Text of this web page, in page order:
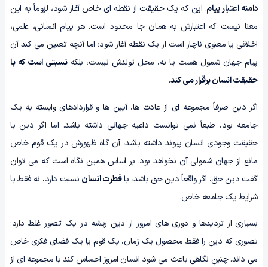
دامنه اعتبار پیام. این که یک حقیقت از نقطه ای خاص آغاز شود، لزوماً به این
معنا نیست که اعتبارش به همان جا محدود است. هر پیام انسانی، علمی،
اخلاقی یا معنوی ناچار است از یک نقطه آغاز شود؛ اما آنچه تعیین می کند آن
پیام جهان شمول هست یا نه، محل تولدش نیست، بلکهنسبتی است که با
حقیقت انسان برقرار می کند.
اگر دین صرفاً مجموعه ای از عادت ها، آیین ها و قراردادهای وابسته به یک
جامعه بود، طبعاً نمی توانست داعیه جهانی داشته باشد. اما اگر دین با
حقیقت وجودی انسان پیوند داشته باشد، آن گاه ظهورش در یک قوم خاص
مانع از جهان شمولی آن نخواهد بود. بر اساس همین نگاه است که می توان
گفت دین حق، اگر واقعاً دین حق باشد، بافطرت انسان نسبت دارد، نه فقط با
شرایط یک جامعه خاص.
بسیاری از تردیدها و دوری های امروز از دین ریشه در یک تصور غلط دارد؛
تصوری که دین را فقط محصول یک زمان، یک قوم یا یک فضای فکری خاص
می داند. چنین نگاهی باعث می شود انسان امروز احساس کند با مجموعه ای از